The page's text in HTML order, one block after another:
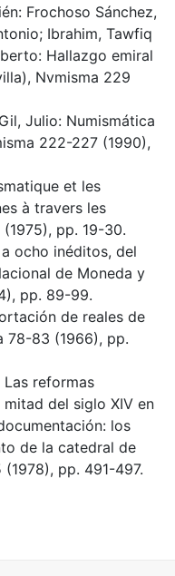
Frochoso Sánchez,
Ibrahim, Tawfiq
Hallazgo emiral
Nvmisma 229
Julio: Numismática
222-227 (1990),
et les
à travers les
pp. 19-30.
ocho inéditos, del
de Moneda y
pp. 89-99.
de reales de
78-83 (1966), pp.
reformas
del siglo XIV en
los
de la catedral de
pp. 491-497.